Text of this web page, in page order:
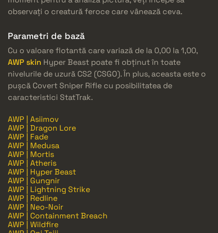
observați o creatură feroce care vânează ceva.
Parametri de bază
Cu o valoare flotantă care variază de la 0,00 la 1,00,
AWP skin Hyper Beast poate fi obținut în toate
nivelurile de uzură CS2 (CSGO). În plus, aceasta este o
pușcă Covert Sniper Rifle cu posibilitatea de
caracteristici StatTrak.
AWP | Asiimov
AWP | Dragon Lore
AWP | Fade
AWP | Medusa
AWP | Mortis
AWP | Atheris
AWP | Hyper Beast
AWP | Gungnir
AWP | Lightning Strike
AWP | Redline
AWP | Neo-Noir
AWP | Containment Breach
AWP | Wildfire